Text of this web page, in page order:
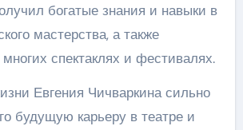
богатые знания и навыки в
мастерства, а также
спектаклях и фестивалях.
Евгения Чичваркина сильно
будущую карьеру в театре и